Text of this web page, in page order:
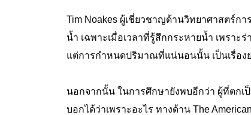
Tim Noakes ผู้เชี่ยวชาญด้านวิทยาศาสตร์กา
น้ำ เฉพาะเมื่อเวลาที่รู้สึกกระหายน้ำ เพรา
แต่การกำหนดปริมาณที่แน่นอนนั้น เป็นเรื่องย
นอกจากนั้น ในการศึกษายังพบอีกว่า ผู้ที่ตกเป็
บอกได้ว่าเพราะอะไร ทางด้าน The